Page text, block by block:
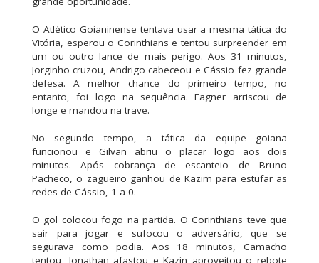
O Atlético Goianinense tentava usar a mesma tática do
Vitória, esperou o Corinthians e tentou surpreender em
um ou outro lance de mais perigo. Aos 31 minutos,
Jorginho cruzou, Andrigo cabeceou e Cássio fez grande
defesa. A melhor chance do primeiro tempo, no
entanto, foi logo na sequência. Fagner arriscou de
longe e mandou na trave.
No segundo tempo, a tática da equipe goiana
funcionou e Gilvan abriu o placar logo aos dois
minutos. Após cobrança de escanteio de Bruno
Pacheco, o zagueiro ganhou de Kazim para estufar as
redes de Cássio, 1 a 0.
O gol colocou fogo na partida. O Corinthians teve que
sair para jogar e sufocou o adversário, que se
segurava como podia. Aos 18 minutos, Camacho
tentou, Jonathan afastou e Kazin aproveitou o rebote